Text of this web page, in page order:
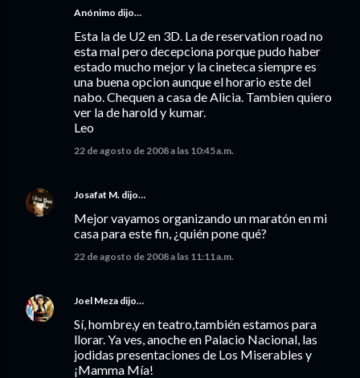
Anónimo dijo…
Esta la de U2 en 3D. La de reservation road no
esta mal pero decepciona porque pudo haber
estado mucho mejor y la cineteca siempre es
una buena opcion aunque el horario este del
nabo. Chequen a casa de Alicia. Tambien quiero
ver la de harold y kumar.
Leo
22 de agosto de 2008 a las 10:45 a.m.
Josafat M. dijo…
Mejor vayamos organizando un maratón en mi
casa para este fin, ¿quién pone qué?
22 de agosto de 2008 a las 11:11 a.m.
Joel Meza dijo…
Sí, hombre,y en teatro,también estamos para
llorar. Ya ves, anoche en Palacio Nacional, las
jodidas presentaciones de Los Miserables y
¡Mamma Mía!